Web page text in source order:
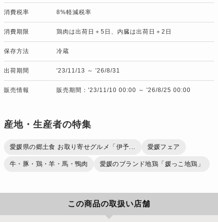
消費税率 8%軽減税率
消費期限 鶏肉は出荷日＋5日、内臓は出荷日＋2日
保存方法 冷蔵
出荷期間 '23/11/13 ～ '26/8/31
販売情報 販売期間：'23/11/10 00:00 ～ '26/8/25 00:00
産地・生産者の特集
愛媛県の郷土食 お取り寄せグルメ「伊予... 愛媛フェア
牛・豚・鶏・羊・馬・鴨肉 愛媛のブランド地鶏「媛っこ地鶏」
この商品の取扱い店舗